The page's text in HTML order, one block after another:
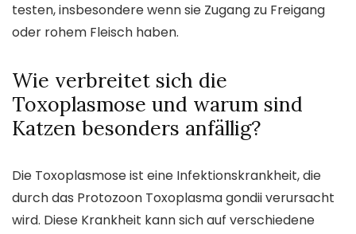
testen, insbesondere wenn sie Zugang zu Freigang
oder rohem Fleisch haben.
Wie verbreitet sich die
Toxoplasmose und warum sind
Katzen besonders anfällig?
Die Toxoplasmose ist eine Infektionskrankheit, die
durch das Protozoon Toxoplasma gondii verursacht
wird. Diese Krankheit kann sich auf verschiedene